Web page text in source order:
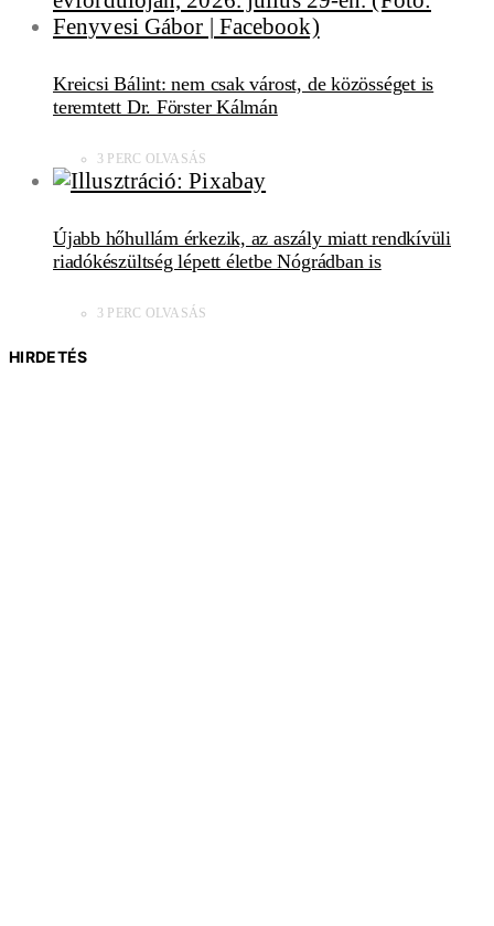
Kreicsi Bálint: nem csak várost, de közösséget is
teremtett Dr. Förster Kálmán
3 PERC OLVASÁS
Újabb hőhullám érkezik, az aszály miatt rendkívüli
riadókészültség lépett életbe Nógrádban is
3 PERC OLVASÁS
HIRDETÉS